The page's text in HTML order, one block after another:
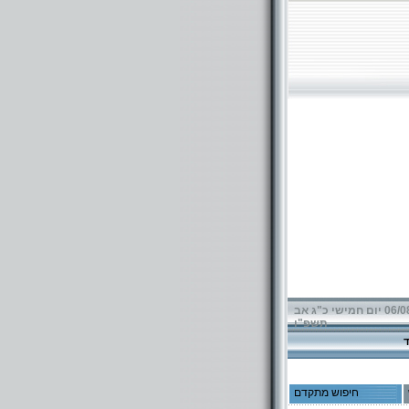
06/08/2026 יום חמישי כ"ג אב
תשפ"ו
חיפוש מתקדם